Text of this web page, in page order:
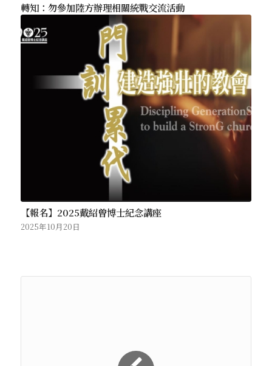
轉知：勿參加陸方辦理相關統戰交流活動
【報名】2025戴紹曾博士紀念講座
2025年10月20日